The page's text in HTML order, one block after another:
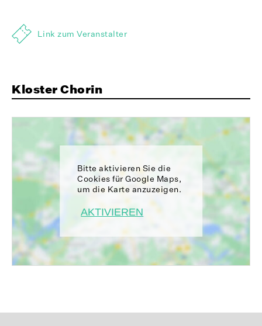
Link zum Veranstalter
Kloster Chorin
Bitte aktivieren Sie die
Cookies für Google Maps,
um die Karte anzuzeigen.
AKTIVIEREN